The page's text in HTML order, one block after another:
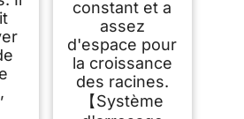
constant et a
assez
d'espace pour
la croissance
des racines.
【Système